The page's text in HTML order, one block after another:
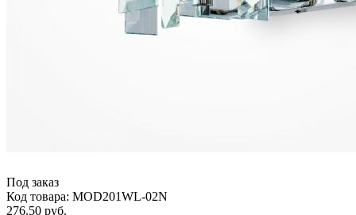
Под заказ
Код товара: MOD201WL-02N
276.50 руб.